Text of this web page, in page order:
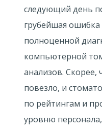
следующий день
грубейшая
полноценной
компьютерной
анализов. Скорее,
повезло, и
по рейтингам и
уровню